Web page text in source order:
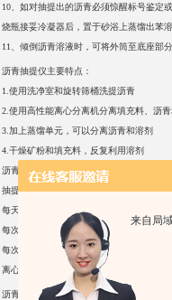
来自局
10、如对抽提出的沥青必须惊醒标号鉴定
烧瓶接妥冷凝器后，置于砂浴上蒸馏出
11、倾倒沥青溶液时，可将外筒至底座部
沥青抽提仪主要特点：
1.使用洗净室和旋转筛桶洗提沥青
2.使用高性能离心分离机分离填充料、
3.加上蒸馏单元，可以分离沥青和溶剂
4.干燥矿粉和填充料，反复利用溶剂
沥青抽提仪技术参数:
抽提时间（包括干燥）：35分钟
每天抽提的次数:：12次
每次抽提需要的溶剂：10升
每次抽提损失的溶剂：0.02升
离心机盛样杯：直径120mm
沥青抽提仪设备包括：